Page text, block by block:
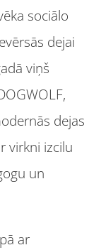
sociālo
dejai
viņš
dejas
virkni izcilu
un
ar